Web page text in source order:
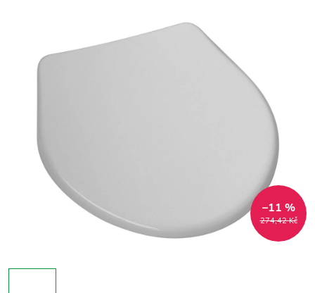
274,42 Kč
–11 %